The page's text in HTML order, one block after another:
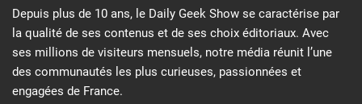
Depuis plus de 10 ans, le Daily Geek Show se caractérise par
la qualité de ses contenus et de ses choix éditoriaux. Avec
ses millions de visiteurs mensuels, notre média réunit l’une
des communautés les plus curieuses, passionnées et
engagées de France.